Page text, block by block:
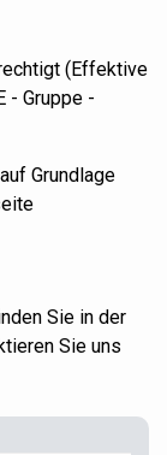
(Effektive
- Gruppe -
Grundlage
Sie in der
Sie uns